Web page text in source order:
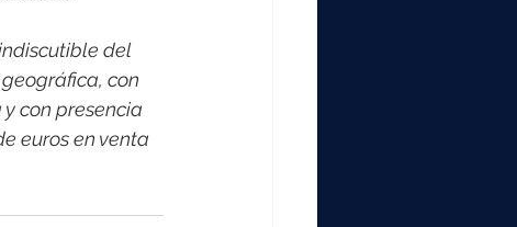
del
con
con presencia
euros en venta